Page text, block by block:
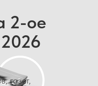
2-ое
газет,